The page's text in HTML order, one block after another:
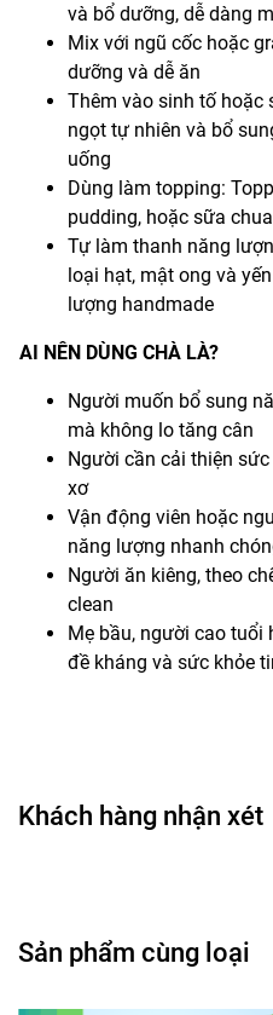
và bổ dưỡng, dễ dàng
Mix với ngũ cốc hoặc
dưỡng và dễ ăn
Thêm vào sinh tố hoặc
ngọt tự nhiên và bổ
uống
Dùng làm topping:
pudding, hoặc sữa chua
Tự làm thanh năng
loại hạt, mật ong và
lượng handmade
AI NÊN DÙNG CHÀ LÀ?
Người muốn bổ sung
mà không lo tăng cân
Người cần cải thiện
xơ
Vận động viên hoặc
năng lượng nhanh
Người ăn kiêng, theo
clean
Mẹ bầu, người cao
đề kháng và sức khỏe
Khách hàng nhận xét
Sản phẩm cùng loại